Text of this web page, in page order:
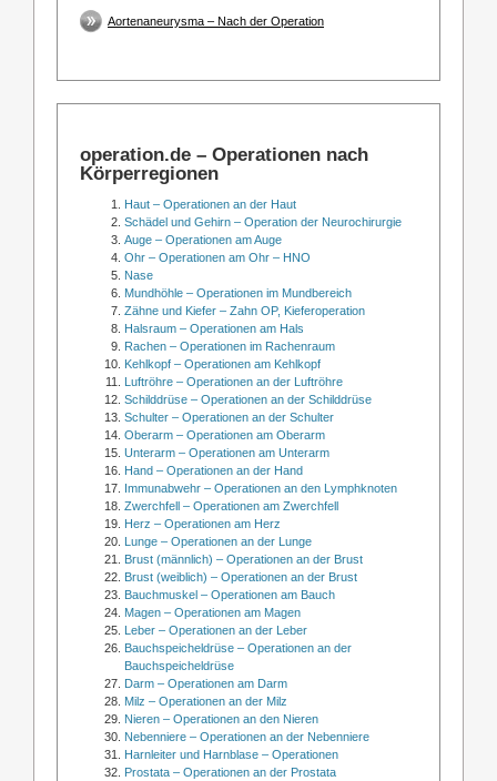
Aortenaneurysma – Nach der Operation
operation.de – Operationen nach
Körperregionen
Haut – Operationen an der Haut
Schädel und Gehirn – Operation der Neurochirurgie
Auge – Operationen am Auge
Ohr – Operationen am Ohr – HNO
Nase
Mundhöhle – Operationen im Mundbereich
Zähne und Kiefer – Zahn OP, Kieferoperation
Halsraum – Operationen am Hals
Rachen – Operationen im Rachenraum
Kehlkopf – Operationen am Kehlkopf
Luftröhre – Operationen an der Luftröhre
Schilddrüse – Operationen an der Schilddrüse
Schulter – Operationen an der Schulter
Oberarm – Operationen am Oberarm
Unterarm – Operationen am Unterarm
Hand – Operationen an der Hand
Immunabwehr – Operationen an den Lymphknoten
Zwerchfell – Operationen am Zwerchfell
Herz – Operationen am Herz
Lunge – Operationen an der Lunge
Brust (männlich) – Operationen an der Brust
Brust (weiblich) – Operationen an der Brust
Bauchmuskel – Operationen am Bauch
Magen – Operationen am Magen
Leber – Operationen an der Leber
Bauchspeicheldrüse – Operationen an der
Bauchspeicheldrüse
Darm – Operationen am Darm
Milz – Operationen an der Milz
Nieren – Operationen an den Nieren
Nebenniere – Operationen an der Nebenniere
Harnleiter und Harnblase – Operationen
Prostata – Operationen an der Prostata